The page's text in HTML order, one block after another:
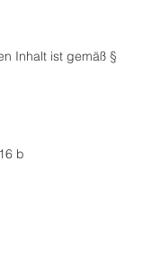
Inhalt ist gemäß §
b